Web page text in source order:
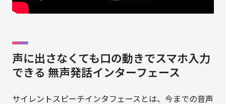
声に出さなくても口の動きでスマホ入力
できる 無声発話インターフェース
サイレントスピーチインタフェースとは、今までの音声